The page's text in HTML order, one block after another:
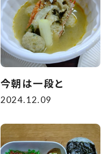
今朝は一段と
2024.12.09